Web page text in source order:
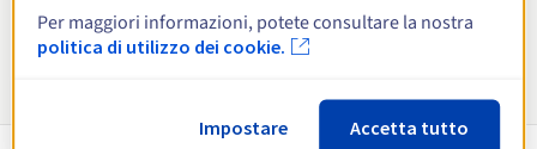
Informazioni su .hair
Per maggiori informazioni, potete consultare la nostra
politica di utilizzo dei cookie.
Impostare Accetta tutto